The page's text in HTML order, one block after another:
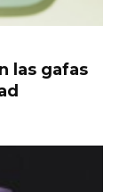
las gafas